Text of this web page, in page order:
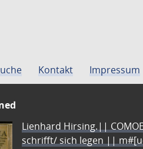
Kontakt Impressum
Lienhard Hirsing.||
schrifft/ sich legen ||